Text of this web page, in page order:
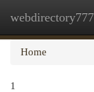
webdirectory777
Home
1